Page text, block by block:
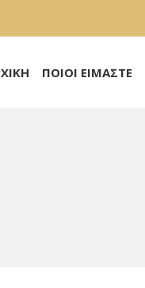
ΠΟΙΟΙ ΕΙΜΑΣΤΕ